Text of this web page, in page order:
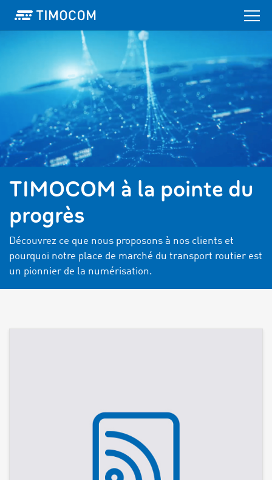
TIMOCOM à la pointe du
progrès
Découvrez ce que nous proposons à nos clients et
pourquoi notre place de marché du transport routier est
un pionnier de la numérisation.